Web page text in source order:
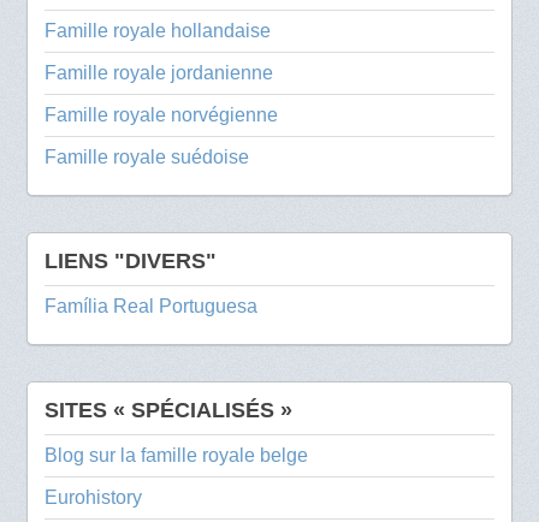
Famille royale hollandaise
Famille royale jordanienne
Famille royale norvégienne
Famille royale suédoise
LIENS "DIVERS"
Família Real Portuguesa
SITES « SPÉCIALISÉS »
Blog sur la famille royale belge
Eurohistory